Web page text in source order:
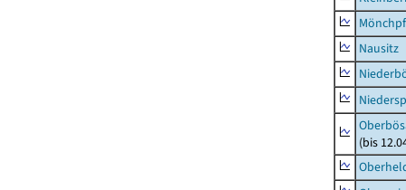
Nausitz
(bis